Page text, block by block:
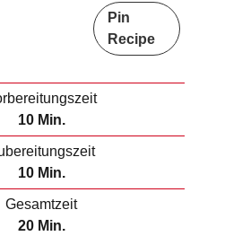
Pin
Recipe
10M
i
t
e
Min.
10M
i
Min.
Gesamtzeit
20MMin.